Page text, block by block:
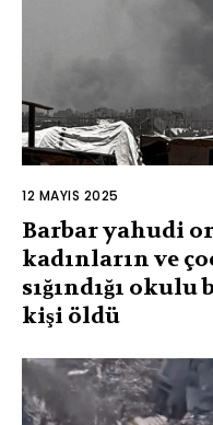
12 MAYIS 2025
Barbar yahudi
kadınların ve
sığındığı okulu
kişi öldü